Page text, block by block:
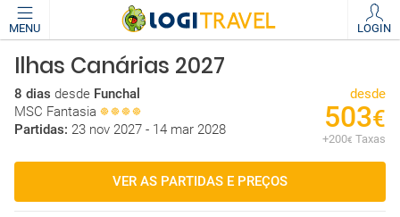
MENU LOGIN
Ilhas Canárias 2027
8 dias desde Funchal
MSC Fantasia
Partidas: 23 nov 2027 - 14 mar 2028
desde
503€
+200€ Taxas
VER AS PARTIDAS E PREÇOS